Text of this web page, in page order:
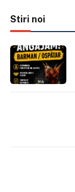
Stiri noi